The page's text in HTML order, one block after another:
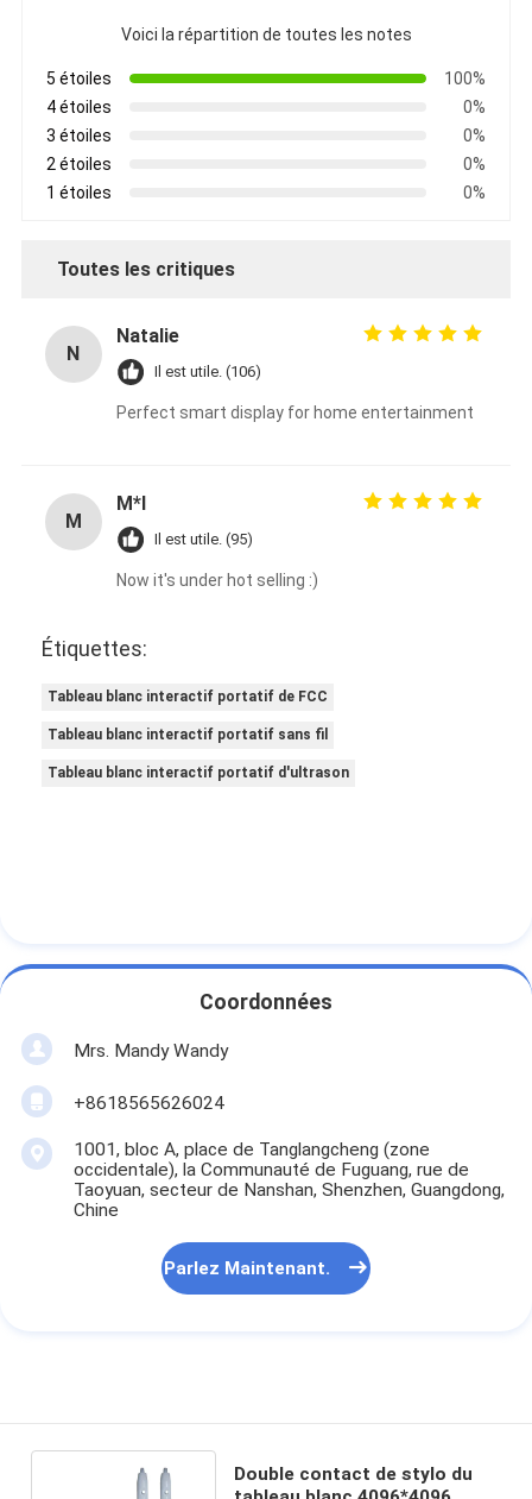
Voici la répartition de toutes les notes
5 étoiles
100%
4 étoiles
0%
3 étoiles
0%
2 étoiles
0%
1 étoiles
0%
Toutes les critiques
N
Natalie
Il est utile. (106)
Perfect smart display for home entertainment
M
M*l
Il est utile. (95)
Now it's under hot selling :)
Étiquettes:
Tableau blanc interactif portatif de FCC
Tableau blanc interactif portatif sans fil
Tableau blanc interactif portatif d'ultrason
Coordonnées
Mrs. Mandy Wandy
+8618565626024
1001, bloc A, place de Tanglangcheng (zone
occidentale), la Communauté de Fuguang, rue de
Taoyuan, secteur de Nanshan, Shenzhen, Guangdong,
Chine
Parlez Maintenant.
Double contact de stylo du